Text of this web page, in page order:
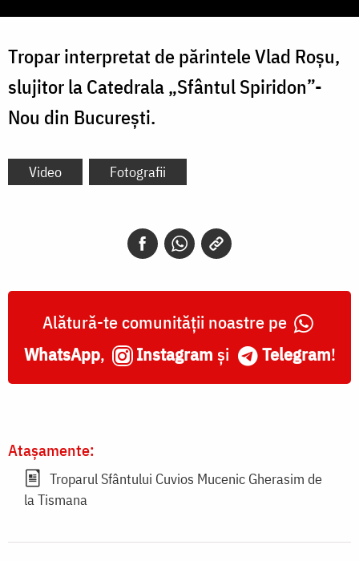
Tropar interpretat de părintele Vlad Roșu,
slujitor la Catedrala „Sfântul Spiridon”-
Nou din București.
Video Fotografii
Alătură-te comunității noastre pe
WhatsApp, Instagram și Telegram!
Atașamente:
Troparul Sfântului Cuvios Mucenic Gherasim de
la Tismana